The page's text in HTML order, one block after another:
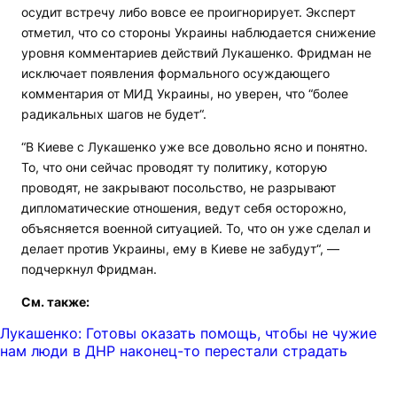
осудит встречу либо вовсе ее проигнорирует. Эксперт
отметил, что со стороны Украины наблюдается снижение
уровня комментариев действий Лукашенко. Фридман не
исключает появления формального осуждающего
комментария от МИД Украины, но уверен, что “более
радикальных шагов не будет“.
“В Киеве с Лукашенко уже все довольно ясно и понятно.
То, что они сейчас проводят ту политику, которую
проводят, не закрывают посольство, не разрывают
дипломатические отношения, ведут себя осторожно,
объясняется военной ситуацией. То, что он уже сделал и
делает против Украины, ему в Киеве не забудут“, —
подчеркнул Фридман.
См. также:
Лукашенко: Готовы оказать помощь, чтобы не чужие
нам люди в ДНР наконец-то перестали страдать